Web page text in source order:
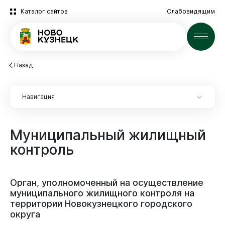
Каталог сайтов Слабовидящим
Новости
Назад
Муниципальный жилищный
контроль
Навигация
Инвесторам
Инвесторам
Особая территория для инвестиций
Поддержка бизнеса
Инвестиционный проект «Дом за рубль»
Социально-экономическое развитие
Оценка эффективности деятельности органов
местного самоуправления
Прогноз социально-экономического развития города
Мониторинг
Витрина закупок
Муниципальное имущество
Муниципальное имущество
Потребительский рынок
Орган, уполномоченный на осуществление
муниципального жилищного контроля на
территории Новокузнецкого городского
округа